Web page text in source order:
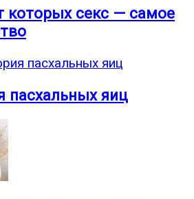
которых секс — самое
пасхальных яиц